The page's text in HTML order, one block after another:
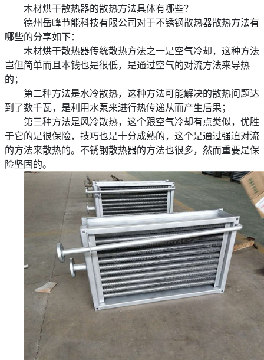
木材烘干散热器的散热方法具体有哪些？
德州岳峰节能科技有限公司对于不锈钢散热器散热方法有
哪些的分享如下：
木材烘干散热器传统散热方法之一是空气冷却，这种方法
岂但简单而且本钱也是很低，是通过空气的对流方法来导热
的；
第二种方法是水冷散热，这种方法可能解决的散热问题达
到了数千瓦，是利用水泵来进行热传递从而产生后果；
第三种方法是风冷散热，这个跟空气冷却有点类似，优胜
于它的是很保险，技巧也是十分成熟的，这个是通过强迫对流
的方法来散热的。 不锈钢散热器的方法也很多，然而重要是保
险坚固的。